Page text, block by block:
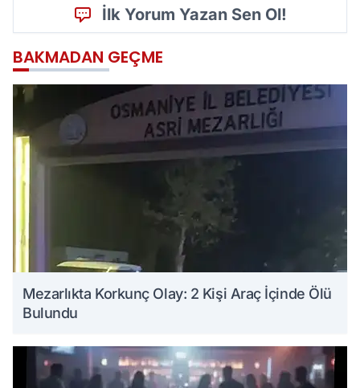
İlk Yorum Yazan Sen Ol!
BAKMADAN GEÇME
Mezarlıkta Korkunç Olay: 2 Kişi Araç İçinde Ölü
Bulundu